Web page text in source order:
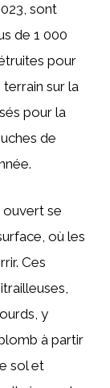
sont
de 1 000
pour
sur la
pour la
de
ouvert se
où les
Ces
y
à partir
sol et